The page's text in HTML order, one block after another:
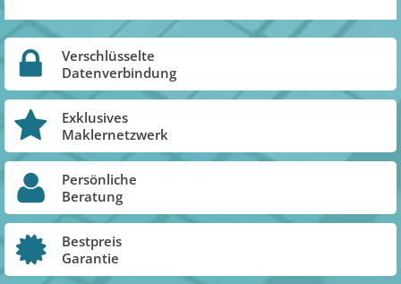
Verschlüsselte
Datenverbindung
Exklusives
Maklernetzwerk
Persönliche
Beratung
Bestpreis
Garantie